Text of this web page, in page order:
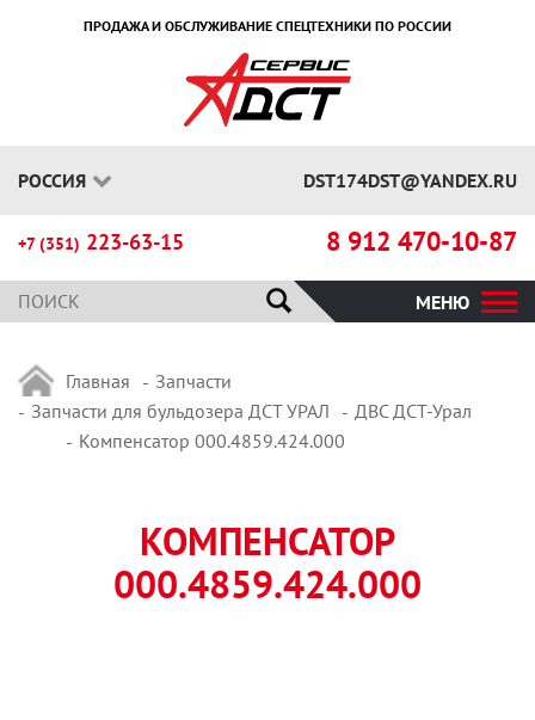
ПРОДАЖА И ОБСЛУЖИВАНИЕ СПЕЦТЕХНИКИ ПО РОССИИ
РОССИЯ DST174DST@YANDEX.RU
+7 (351) 223-63-15 8 912 470-10-87
МЕНЮ
Главная
Запчасти
Запчасти для бульдозера ДСТ УРАЛ
ДВС ДСТ-Урал
Компенсатор 000.4859.424.000
КОМПЕНСАТОР
000.4859.424.000